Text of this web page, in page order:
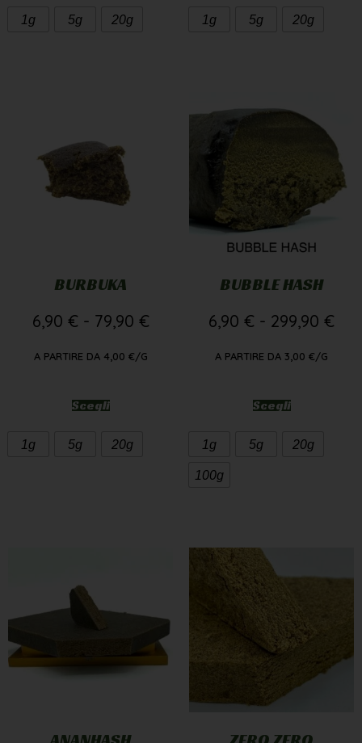
1g 5g 20g 1g 5g 20g
BURBUKA
6,90 € - 79,90 €
A PARTIRE DA 4,00 €/G
Scegli
1g 5g 20g
BUBBLE HASH
6,90 € - 299,90 €
A PARTIRE DA 3,00 €/G
Scegli
1g 5g 20g
100g